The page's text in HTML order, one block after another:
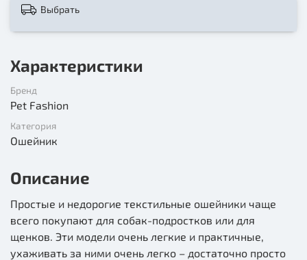
Выбрать
Характеристики
Бренд
Pet Fashion
Категория
Ошейник
Описание
Простые и недорогие текстильные ошейники чаще
всего покупают для собак-подростков или для
щенков. Эти модели очень легкие и практичные,
ухаживать за ними очень легко – достаточно просто